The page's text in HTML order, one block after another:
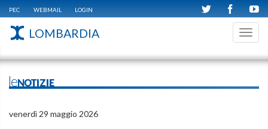
PEC WEBMAIL LOGIN
LOMBARDIA
leNOTIZIE
venerdì 29 maggio 2026